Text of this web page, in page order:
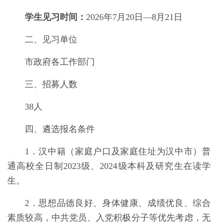
学生见习时间： 2026年7月 20 日—8月21 日
二、见习单位
市政府各工作部门
三、 招募 人数
38人
四、遴选报名条件
1 ．汉中籍（家庭户口及家庭住址为汉中市）普
通高校全日制2023级、2024级本科及研究生在读学
生。
2 ．思想品德良好、身体健康、成绩优良、综合
素质较高，中共党员、入党积极分子等优先考虑，无